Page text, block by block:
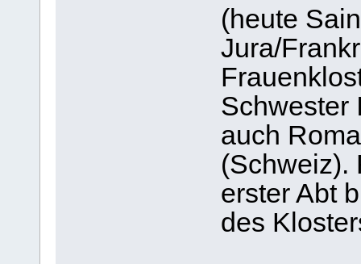
(heute
Jura/
Schwester
auch
(Schweiz).
erster Abt
des